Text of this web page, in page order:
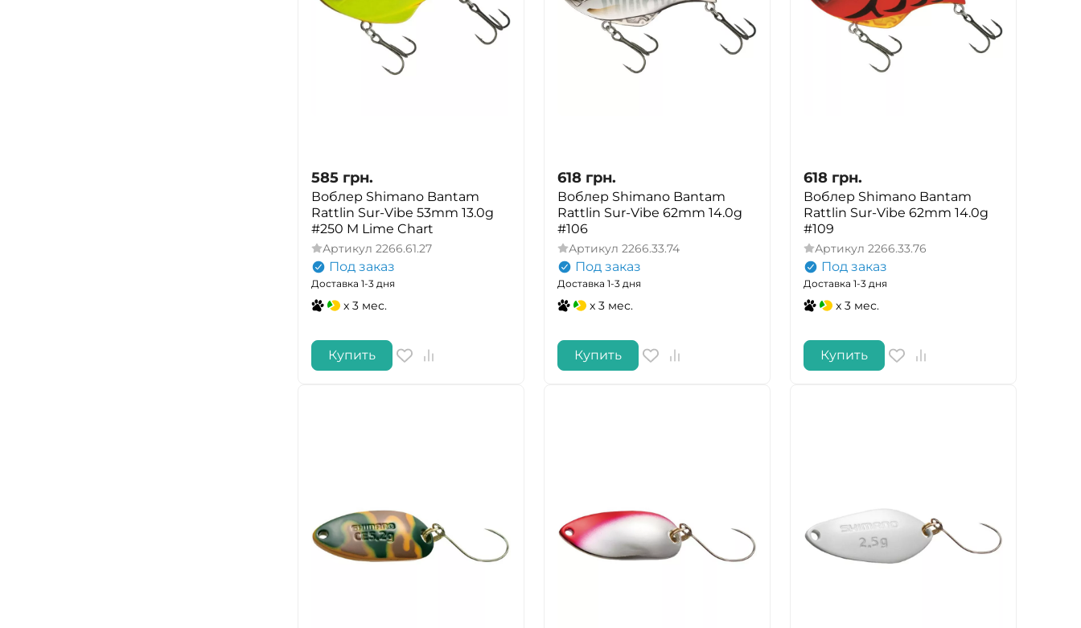
585 грн.
Воблер Shimano Bantam
Rattlin Sur-Vibe 53mm 13.0g
#250 M Lime Chart
Артикул 2266.61.27
Под заказ
Доставка 1-3 дня
x 3 мес.
Купить
618 грн.
Воблер Shimano Bantam
Rattlin Sur-Vibe 62mm 14.0g
#106
Артикул 2266.33.74
Под заказ
Доставка 1-3 дня
x 3 мес.
Купить
618 грн.
Воблер Shimano Bantam
Rattlin Sur-Vibe 62mm 14.0g
#109
Артикул 2266.33.76
Под заказ
Доставка 1-3 дня
x 3 мес.
Купить